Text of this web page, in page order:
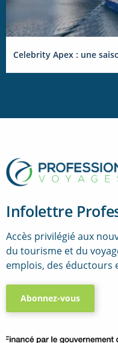
Celebrity Apex : une
Infolettre
Accès privilégié aux
du tourisme et du
emplois, des éductours
Abonnez-vous